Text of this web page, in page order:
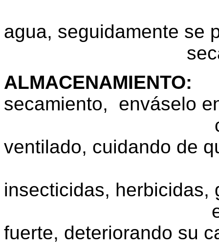
agua, seguidamente se
ALMACENAMIENTO:
secamiento, enváselo
colóquelos
ventilado, cuidando de
insecticidas, herbicidas,
el café
fuerte, deteriorando su